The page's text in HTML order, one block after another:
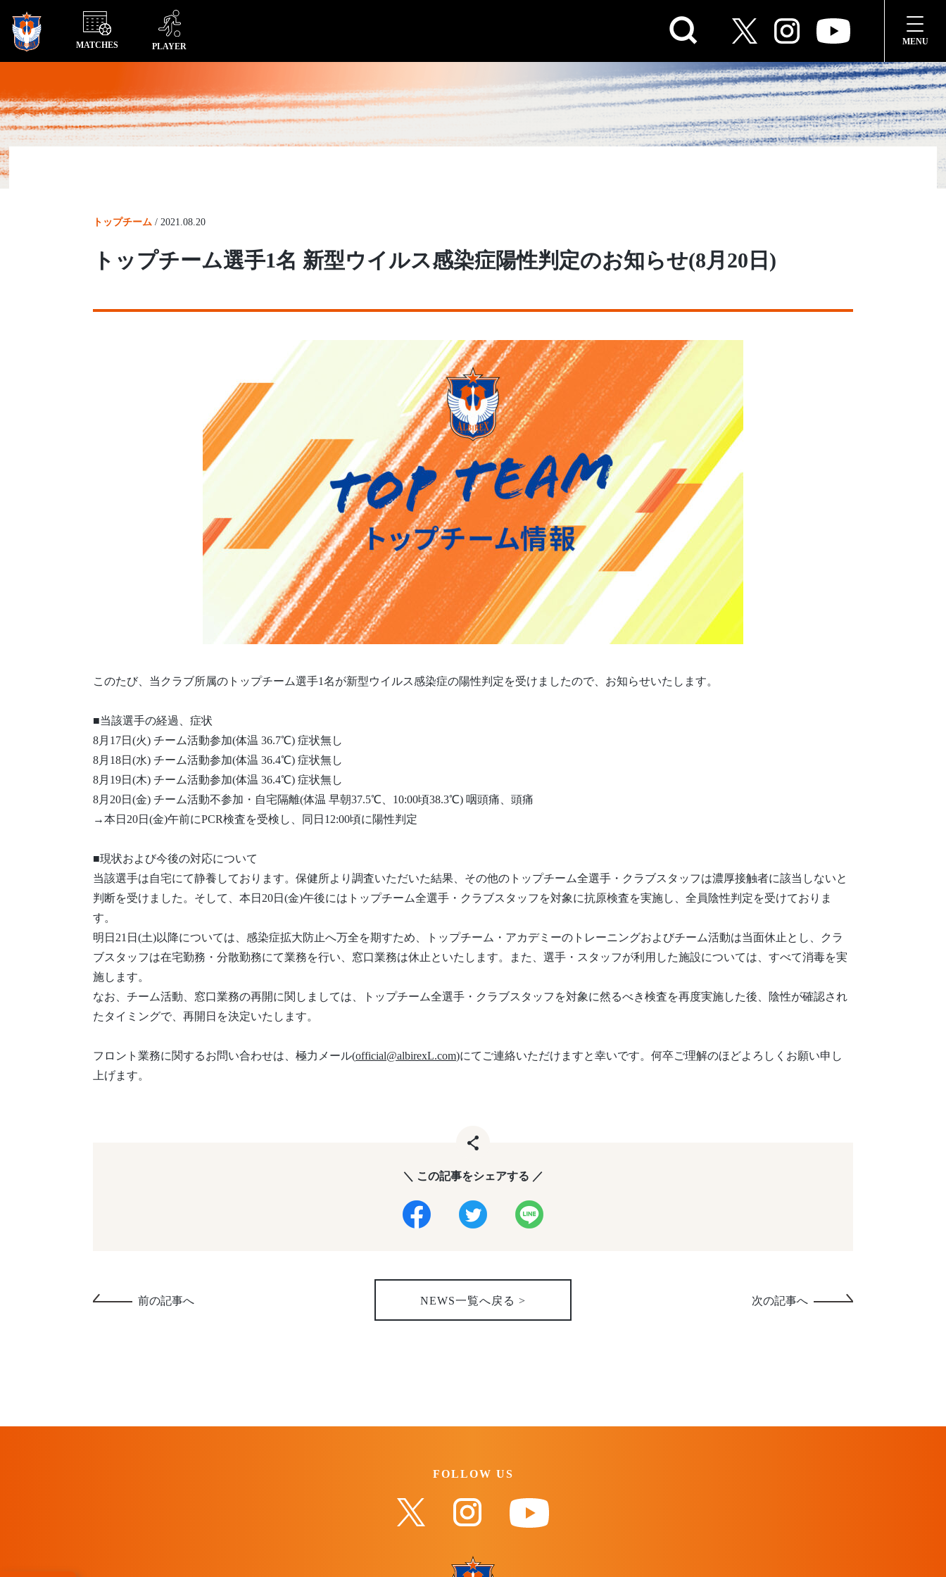
MATCHES PLAYER
トップチーム / 2021.08.20
トップチーム選手1名 新型ウイルス感染症陽性判定のお知らせ(8月20日)
このたび、当クラブ所属のトップチーム選手1名が新型ウイルス感染症の陽性判定を受けましたので、お知らせいたします。
■当該選手の経過、症状
8月17日(火) チーム活動参加(体温 36.7℃) 症状無し
8月18日(水) チーム活動参加(体温 36.4℃) 症状無し
8月19日(木) チーム活動参加(体温 36.4℃) 症状無し
8月20日(金) チーム活動不参加・自宅隔離(体温 早朝37.5℃、10:00頃38.3℃) 咽頭痛、頭痛
→本日20日(金)午前にPCR検査を受検し、同日12:00頃に陽性判定
■現状および今後の対応について
当該選手は自宅にて静養しております。保健所より調査いただいた結果、その他のトップチーム全選手・クラブスタッフは濃厚接触者に該当しないと
判断を受けました。そして、本日20日(金)午後にはトップチーム全選手・クラブスタッフを対象に抗原検査を実施し、全員陰性判定を受けておりま
す。
明日21日(土)以降については、感染症拡大防止へ万全を期すため、トップチーム・アカデミーのトレーニングおよびチーム活動は当面休止とし、クラ
ブスタッフは在宅勤務・分散勤務にて業務を行い、窓口業務は休止といたします。また、選手・スタッフが利用した施設については、すべて消毒を実
施します。
なお、チーム活動、窓口業務の再開に関しましては、トップチーム全選手・クラブスタッフを対象に然るべき検査を再度実施した後、陰性が確認され
たタイミングで、再開日を決定いたします。
フロント業務に関するお問い合わせは、極力メール(official@albirexL.com)にてご連絡いただけますと幸いです。何卒ご理解のほどよろしくお願い申し
上げます。
＼ この記事をシェアする ／
NEWS一覧へ戻る >
前の記事へ 次の記事へ
FOLLOW US